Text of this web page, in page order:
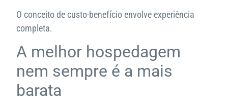
O conceito de custo-benefício envolve experiência
completa.
A melhor hospedagem
nem sempre é a mais
barata